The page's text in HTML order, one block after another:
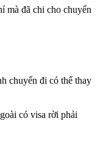
mà đã chi cho chuyến
chuyến đi có thể thay
có visa rời phải